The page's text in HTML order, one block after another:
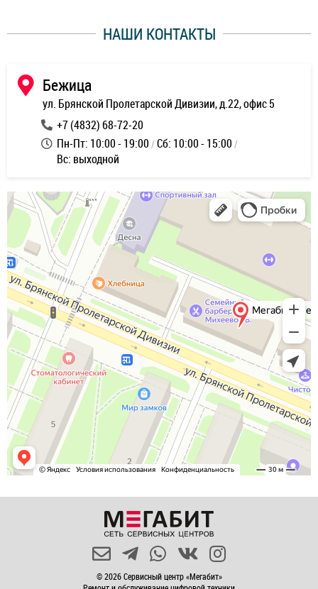
НАШИ КОНТАКТЫ
Бежица
ул. Брянской Пролетарской Дивизии, д.22, офис 5
+7 (4832) 68-72-20
Пн-Пт: 10:00 - 19:00 Сб: 10:00 - 15:00
Вс: выходной
© 2026 Сервисный центр «Мегабит»